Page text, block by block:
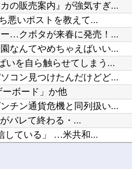
の販売案内』が強気すぎ...
悪いポストを教えて...
…クボタが来春に発売！...
なんてやめちゃえばいい...
いを自ら触らせてしまう...
コン見つけたんだけどど...
ーボード」か他
チン通貨危機と同列扱い...
バレて終わる・...
している」 …米共和...
たんやがなんでマド...